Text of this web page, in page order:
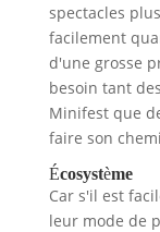
spectacles
facilement
d'une grosse
besoin tant
Minifest que
faire son
Écosystème
Car s'il est
leur mode de